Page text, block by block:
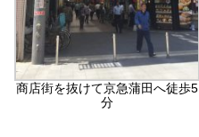
商店街を抜けて京急蒲田へ徒歩5
分